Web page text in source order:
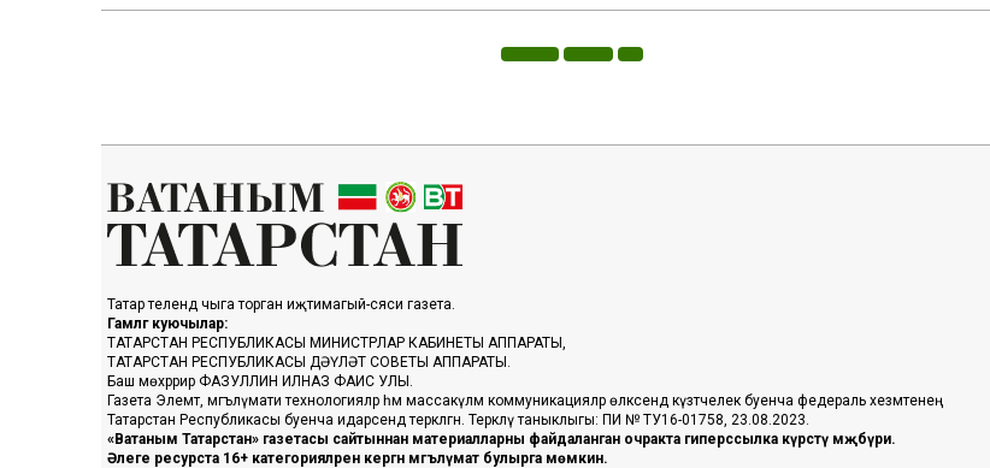
Татар телендә чыга торган иҗтимагый-сәяси газета.
Гамәлгә куючылар:
ТАТАРСТАН РЕСПУБЛИКАСЫ МИНИСТРЛАР КАБИНЕТЫ АППАРАТЫ,
ТАТАРСТАН РЕСПУБЛИКАСЫ ДӘҮЛӘТ СОВЕТЫ АППАРАТЫ.
Баш мөхәррир ФАЗУЛЛИН ИЛНАЗ ФАИС УЛЫ.
Газета Элемтә, мәгълүмати технологияләр һәм массакүләм коммуникацияләр өлкәсендә күзәтчелек буенча федераль хезмәтенең
Татарстан Республикасы буенча идарәсендә теркәлгән. Теркәлү таныклыгы: ПИ № ТУ16-01758, 23.08.2023.
«Ватаным Татарстан» газетасы сайтыннан материалларны файдаланган очракта гиперссылка күрсәтү мәҗбүри.
Әлеге ресурста 16+ категорияләренә кергән мәгълүмат булырга мөмкин.